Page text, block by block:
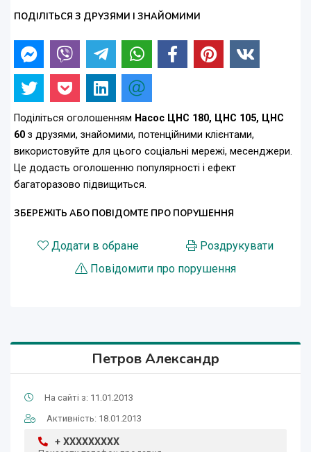
ПОДІЛІТЬСЯ З ДРУЗЯМИ І ЗНАЙОМИМИ
Поділіться оголошенням Насос ЦНС 180, ЦНС 105, ЦНС
60 з друзями, знайомими, потенційними клієнтами,
використовуйте для цього соціальні мережі, месенджери.
Це додасть оголошенню популярності і ефект
багаторазово підвищиться.
ЗБЕРЕЖІТЬ АБО ПОВІДОМТЕ ПРО ПОРУШЕННЯ
Додати в обране
Роздрукувати
Повідомити про порушення
Петров Александр
На сайті з: 11.01.2013
Активність: 18.01.2013
+ XXXXXXXXX